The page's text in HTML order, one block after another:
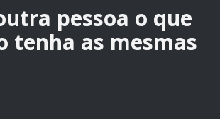
pessoa o que
tenha as mesmas